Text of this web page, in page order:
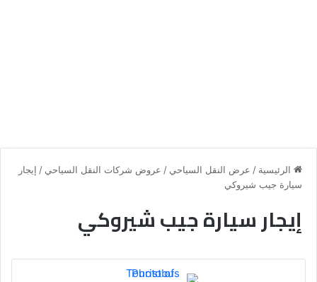
الرئيسية / عرض النقل السياحي / عروض شركات النقل السياحي / إيجار
سيارة جيب شيروكي
إيجار سيارة جيب شيروكي